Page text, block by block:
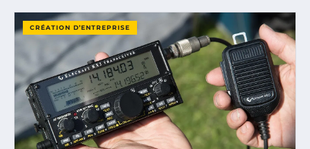
CRÉATION D’ENTREPRISE